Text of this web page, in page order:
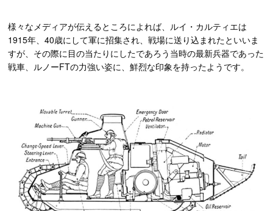
様々なメディアが伝えるところによれば、ルイ・カルティエは
1915年、40歳にして軍に招集され、戦場に送り込まれたといいま
すが、その際に目の当たりにしたであろう当時の最新兵器であった
戦車、ルノーFTの力強い姿に、鮮烈な印象を持ったようです。